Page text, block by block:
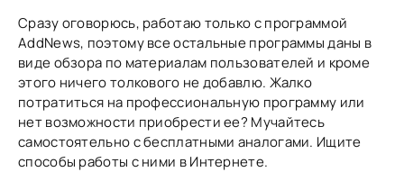
Сразу оговорюсь, работаю только с программой
AddNews, поэтому все остальные программы даны в
виде обзора по материалам пользователей и кроме
этого ничего толкового не добавлю. Жалко
потратиться на профессиональную программу или
нет возможности приобрести ее? Мучайтесь
самостоятельно с бесплатными аналогами. Ищите
способы работы с ними в Интернете.